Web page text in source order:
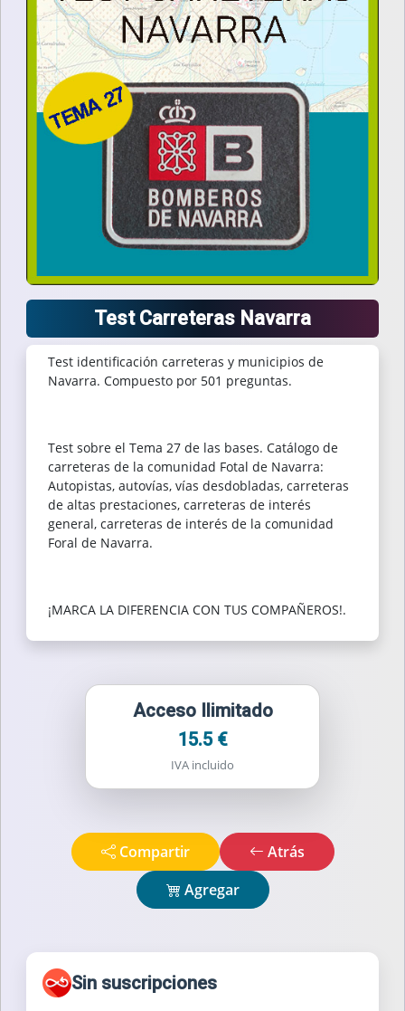
Test Carreteras Navarra
Test identificación carreteras y municipios de
Navarra. Compuesto por 501 preguntas.
Test sobre el Tema 27 de las bases. Catálogo de
carreteras de la comunidad Fotal de Navarra:
Autopistas, autovías, vías desdobladas, carreteras
de altas prestaciones, carreteras de interés
general, carreteras de interés de la comunidad
Foral de Navarra.
¡MARCA LA DIFERENCIA CON TUS COMPAÑEROS!.
Acceso Ilimitado
15.5 €
IVA incluido
Compartir
Atrás
Agregar
Sin suscripciones